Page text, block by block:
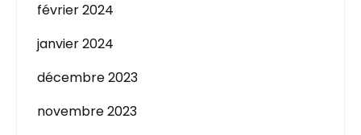
février 2024
janvier 2024
décembre 2023
novembre 2023